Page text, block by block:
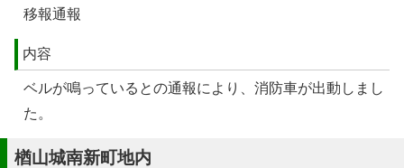
移報通報
内容
ベルが鳴っているとの通報により、消防車が出動しまし
た。
楢山城南新町地内